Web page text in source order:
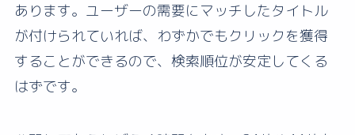
あります。ユーザーの需要にマッチしたタイトル
が付けられていれば、わずかでもクリックを獲得
することができるので、検索順位が安定してくる
はずです。